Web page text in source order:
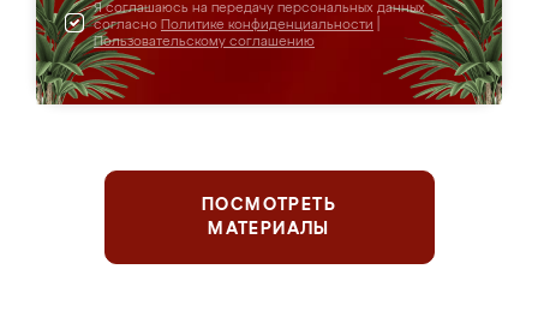
Я соглашаюсь на передачу персональных данных
согласно Политике конфиденциальности
Пользовательскому соглашению
ПОСМОТРЕТЬ
МАТЕРИАЛЫ